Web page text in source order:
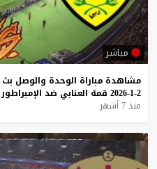
مباشر
مشاهدة مباراة الوحدة والوصل بث
2-1-2026
قمة العنابي ضد الإمبراطور
منذ 7 أشهر